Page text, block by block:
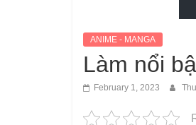
ANIME - MANGA
Làm nổi
February 1, 2023